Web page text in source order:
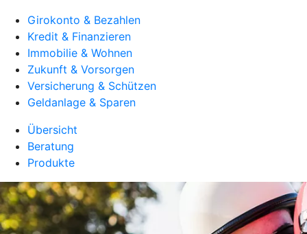
Girokonto & Bezahlen
Kredit & Finanzieren
Immobilie & Wohnen
Zukunft & Vorsorgen
Versicherung & Schützen
Geldanlage & Sparen
Übersicht
Beratung
Produkte